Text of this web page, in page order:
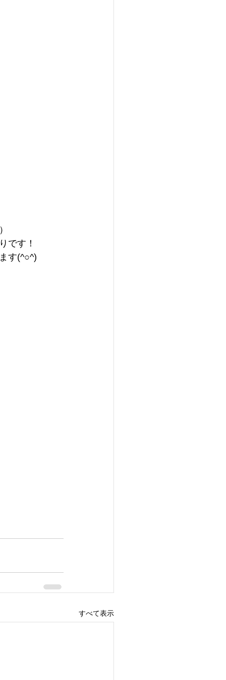
です！
す(^○^)
すべて表示